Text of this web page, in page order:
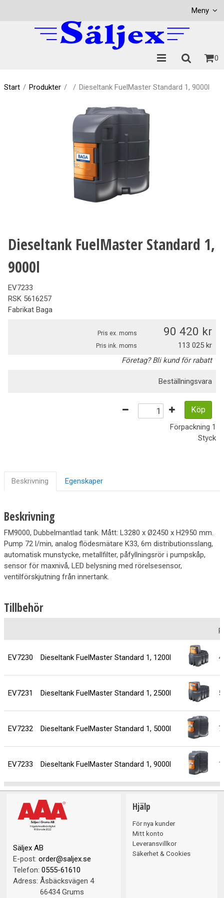
Meny
0
Start / Produkter / / Dieseltank FuelMaster Standard 1, 9000l
Dieseltank FuelMaster Standard 1,
9000l
EV7233
RSK 5616257
Fabrikat Baga
Pris ex. moms 90 420
Pris ink. moms
113 025
Företag? Bli kund för rabatt
Beställningsvara
Köp
Förpackning 1
Styck
Beskrivning Egenskaper
Beskrivning
FM9000, Dubbelmantlad tank. Mått: L3280 x Ø2450 x H2950 mm.
Pump 72 l/min, analog flödesmätare K33, 6m distributionsslang,
automatisk munstycke, metallfilter, påfyllningsrör i pumpskåp,
sensor för maxnivå, LED belysning med rörelsesensor,
ventilförskjutning från innertank.
Tillbehör
EV7230 Dieseltank FuelMaster Standard 1, 1200l
EV7231 Dieseltank FuelMaster Standard 1, 2500l
EV7232 Dieseltank FuelMaster Standard 1, 5000l
EV7233 Dieseltank FuelMaster Standard 1, 9000l
Säljex AB
E-post: order@saljex.se
Telefon: 0555-61610
Adress: Åsbäcksvägen 4
66434 Grums
Hjälp
För nya kunder
Mitt konto
Leveransvillkor
Säkerhet & Cookies